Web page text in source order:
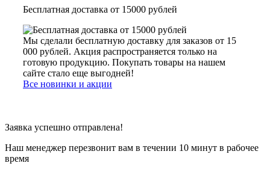
Бесплатная доставка от 15000 рублей
Мы сделали бесплатную доставку для заказов от 15
000 рублей. Акция распространяется только на
готовую продукцию. Покупать товары на нашем
сайте стало еще выгодней!
Все новинки и акции
Заявка успешно отправлена!
Наш менеджер перезвонит вам в течении 10 минут в рабочее
время